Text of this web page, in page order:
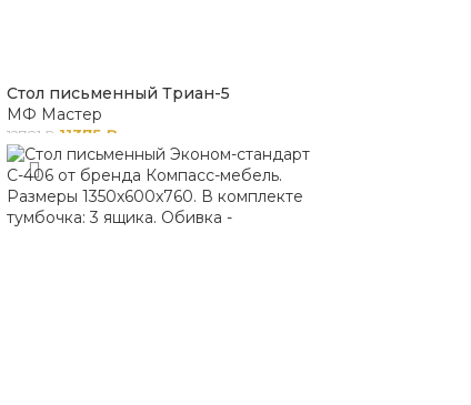
Стол письменный Триан-5
МФ Мастер
12781 ₽ 11375 ₽